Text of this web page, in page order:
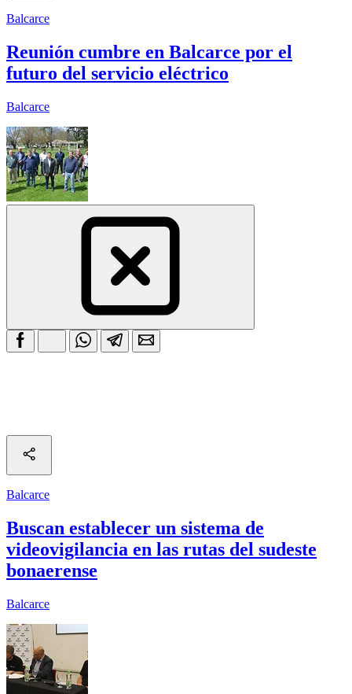
Balcarce
Reunión cumbre en Balcarce por el
futuro del servicio eléctrico
Balcarce
Balcarce
Buscan establecer un sistema de
videovigilancia en las rutas del sudeste
bonaerense
Balcarce